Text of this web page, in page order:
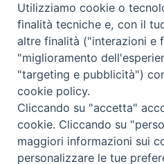
Contatti
Piazza del Duomo,1 -
Informativa privacy
Seguici su
Utilizziamo cookie o
finalità tecniche e, con il
altre finalità ("interazioni e
"miglioramento
"targeting e pubblicità")
cookie policy.
Cliccando su "accetta"
cookie. Cliccando su
maggiori informazioni sui
personalizzare le tue